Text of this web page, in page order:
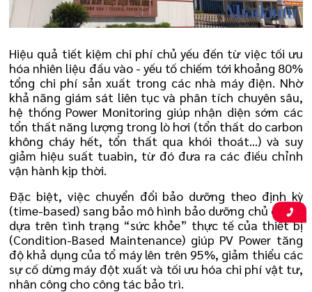
Hiệu quả tiết kiệm chi phí chủ yếu đến từ việc tối ưu
hóa nhiên liệu đầu vào - yếu tố chiếm tới khoảng 80%
tổng chi phí sản xuất trong các nhà máy điện. Nhờ
khả năng giám sát liên tục và phân tích chuyên sâu,
hệ thống Power Monitoring giúp nhận diện sớm các
tổn thất năng lượng trong lò hơi (tổn thất do carbon
không cháy hết, tổn thất qua khói thoát...) và suy
giảm hiệu suất tuabin, từ đó đưa ra các điều chỉnh
vận hành kịp thời.
Đặc biệt, việc chuyển đổi bảo dưỡng theo định kỳ
(time-based) sang bảo mô hình bảo dưỡng chủ động,
dựa trên tình trạng “sức khỏe” thực tế của thiết bị
(Condition-Based Maintenance) giúp PV Power tăng
độ khả dụng của tổ máy lên trên 95%, giảm thiểu các
sự cố dừng máy đột xuất và tối ưu hóa chi phí vật tư,
nhân công cho công tác bảo trì.